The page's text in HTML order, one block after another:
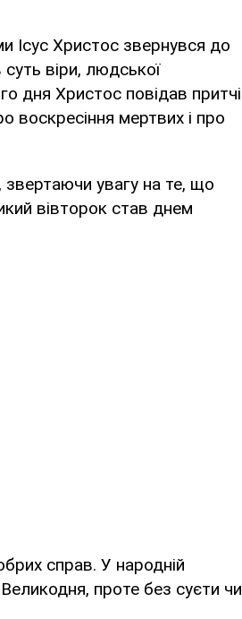
Ісус Христос звернувся до
віри, людської
дня Христос повідав притчі
воскресіння мертвих і про
звертаючи увагу на те, що
вівторок став днем
справ. У народній
проте без суєти чи